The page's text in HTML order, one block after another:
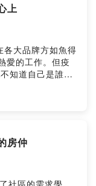
上
大品牌方如魚得
愛的工作。但疫
知道自己是誰？
新調整與世界
房仲
社區的需求學